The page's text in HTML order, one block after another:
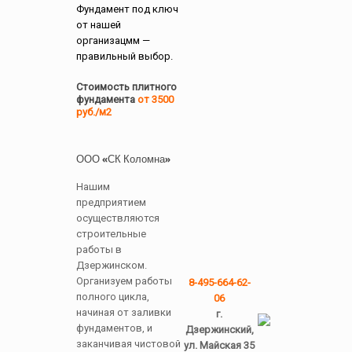
Фундамент под ключ
от нашей
организацмм —
правильный выбор.
Стоимость плитного
фундаментаот 3500
руб./м2
ООО «СК Коломна»
Нашим
предприятием
осуществляются
строительные
работы в
Дзержинском.
Организуем работы
полного цикла,
начиная от заливки
фундаментов, и
заканчивая чистовой
8-495-664-62-
06
г.
Дзержинский,
ул. Майская 35